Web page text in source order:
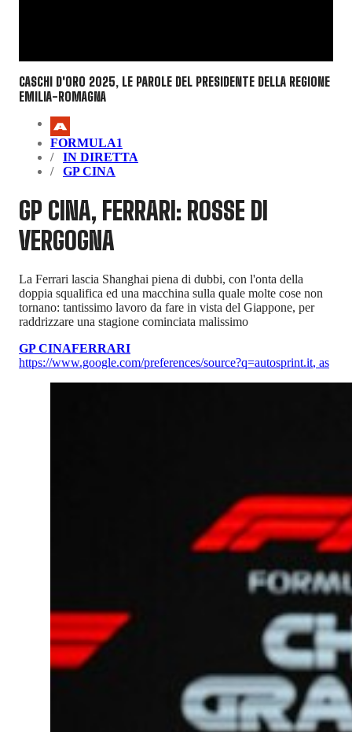
CASCHI D'ORO 2025, LE PAROLE DEL PRESIDENTE DELLA REGIONE
EMILIA-ROMAGNA
FORMULA1
IN DIRETTA
GP CINA
GP CINA, FERRARI: ROSSE DI
VERGOGNA
La Ferrari lascia Shanghai piena di dubbi, con l'onta della
doppia squalifica ed una macchina sulla quale molte cose non
tornano: tantissimo lavoro da fare in vista del Giappone, per
raddrizzare una stagione cominciata malissimo
GP CINAFERRARI
https://www.google.com/preferences/source?q=autosprint.it, as